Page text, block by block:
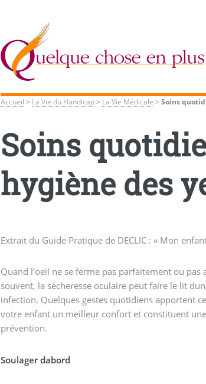
Accueil > La Vie du Handicap> La Vie Médicale >Soins
Soins
hygiène des
Extrait du Guide Pratique de DECLIC : « Mon
Quand l’oeil ne se ferme pas parfaitement ou pas
souvent, la sécheresse oculaire peut faire le lit
infection. Quelques gestes quotidiens apportent
votre enfant un meilleur confort et constituent
prévention.
Soulager dabord